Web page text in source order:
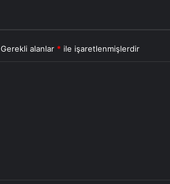
Gerekli alanlar * ile işaretlenmişlerdir